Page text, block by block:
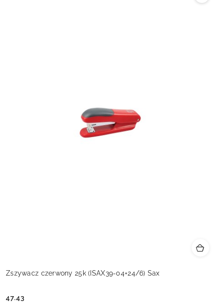
Zszywacz czerwony 25k (ISAX39-04+24/6) Sax
47.43